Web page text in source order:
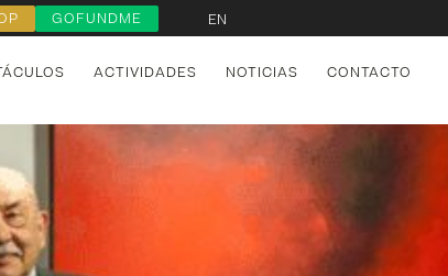
GOFUNDME EN
ACTIVIDADES NOTICIAS CONTACTO